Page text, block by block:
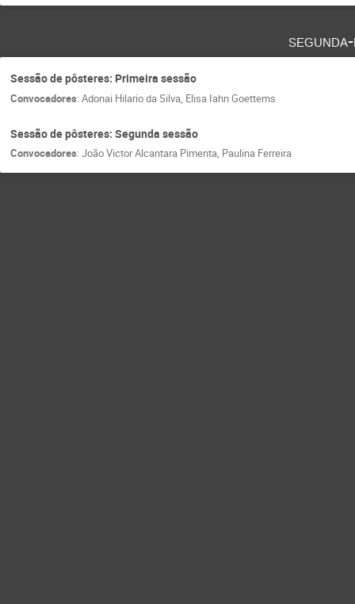
Sessão de pôsteres: Primeira sessão
Convocadores: Adonai Hilario da Silva, Elisa Iahn Goettems
Sessão de pôsteres: Segunda sessão
Convocadores: João Victor Alcantara Pimenta, Paulina Ferreira